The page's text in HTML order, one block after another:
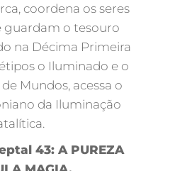
coordena os seres
guardam o tesouro
na Décima Primeira
o Iluminado e o
Mundos, acessa o
da Iluminação
43: A PUREZA